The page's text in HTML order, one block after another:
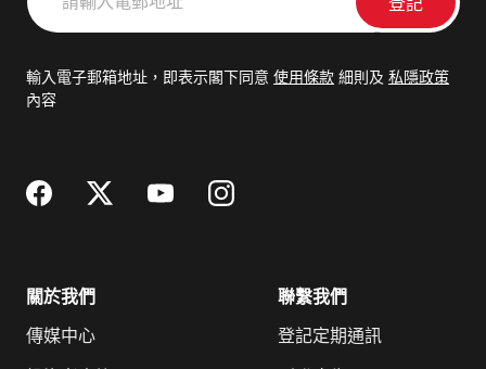
輸
郵
輸入電子郵箱地址，即表示閣下同意 使用條款 細則及 私隱政策
內容
關於我們
傳媒中心
聯繫我們
登記定期通訊